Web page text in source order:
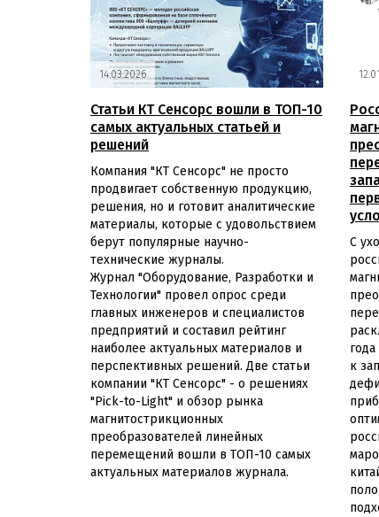
14.03.2026
Статьи КТ Сенсорс вошли в ТОП-10
самых актуальных статьей и
решений
Компания "КТ Сенсорс" не просто
продвигает собственную продукцию,
решения, но и готовит аналитические
материалы, которые с удовольствием
берут популярные научно-
технические журналы.
Журнал "Оборудование, Разработки и
Технологии" провел опрос среди
главных инженеров и специалистов
предприятий и составил рейтинг
наиболее актуальных материалов и
перспективных решений. Две статьи
компании "КТ Сенсорс" - о решениях
"Pick-to-Light" и обзор рынка
магнитострикционных
преобразователей линейных
перемещений вошли в ТОП-10 самых
актуальных материалов журнала.
С
к